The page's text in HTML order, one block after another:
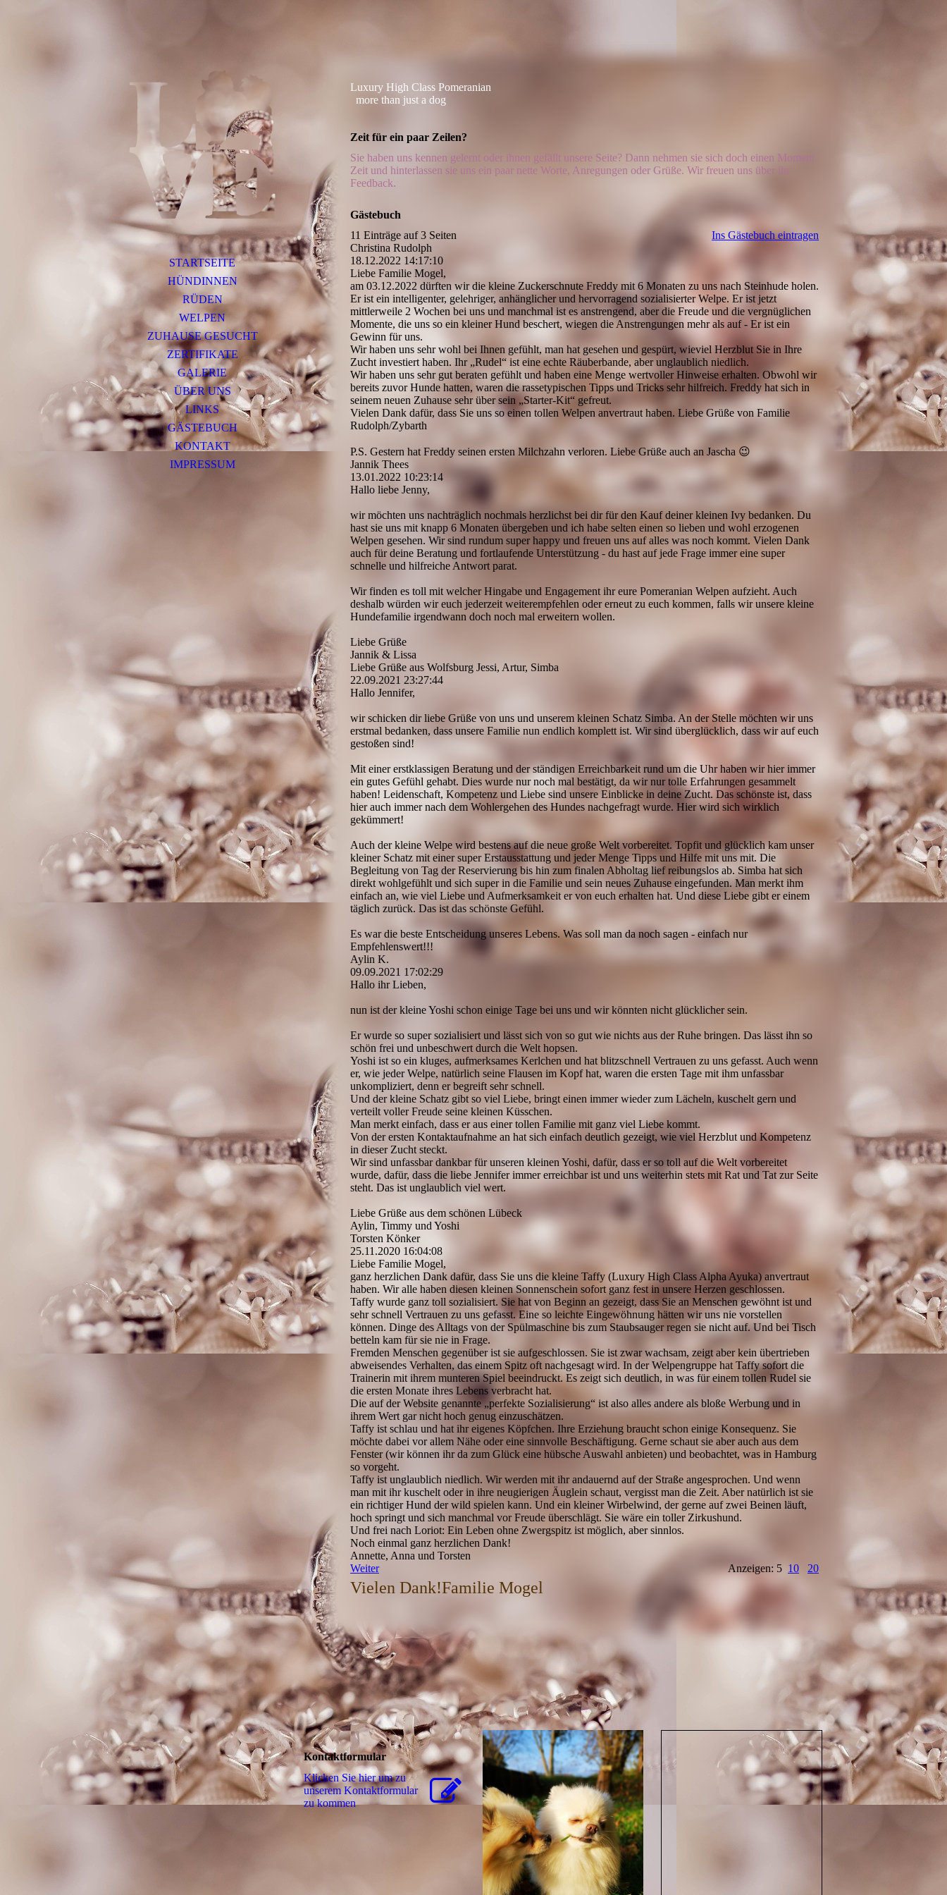
STARTSEITE
HÜNDINNEN
RÜDEN
WELPEN
ZUHAUSE GESUCHT
ZERTIFIKATE
GALERIE
ÜBER UNS
LINKS
GÄSTEBUCH
KONTAKT
IMPRESSUM
Luxury High Class Pomeranian
more than just a dog
Zeit für ein paar Zeilen?
Sie haben uns kennen gelernt oder ihnen gefällt unsere Seite? Dann nehmen sie sich doch einen Moment
Zeit und hinterlassen sie uns ein paar nette Worte, Anregungen oder Grüße. Wir freuen uns über ihr
Feedback.
Gästebuch
11 Einträge auf 3 Seiten
Ins Gästebuch eintragen
Christina Rudolph
18.12.2022 14:17:10
Liebe Familie Mogel,
am 03.12.2022 dürften wir die kleine Zuckerschnute Freddy mit 6 Monaten zu uns nach Steinhude holen.
Er ist ein intelligenter, gelehriger, anhänglicher und hervorragend sozialisierter Welpe. Er ist jetzt
mittlerweile 2 Wochen bei uns und manchmal ist es anstrengend, aber die Freude und die vergnüglichen
Momente, die uns so ein kleiner Hund beschert, wiegen die Anstrengungen mehr als auf - Er ist ein
Gewinn für uns.
Wir haben uns sehr wohl bei Ihnen gefühlt, man hat gesehen und gespürt, wieviel Herzblut Sie in Ihre
Zucht investiert haben. Ihr „Rudel“ ist eine echte Räuberbande, aber unglaublich niedlich.
Wir haben uns sehr gut beraten gefühlt und haben eine Menge wertvoller Hinweise erhalten. Obwohl wir
bereits zuvor Hunde hatten, waren die rassetypischen Tipps und Tricks sehr hilfreich. Freddy hat sich in
seinem neuen Zuhause sehr über sein „Starter-Kit“ gefreut.
Vielen Dank dafür, dass Sie uns so einen tollen Welpen anvertraut haben. Liebe Grüße von Familie
Rudolph/Zybarth
P.S. Gestern hat Freddy seinen ersten Milchzahn verloren. Liebe Grüße auch an Jascha 😉
Jannik Thees
13.01.2022 10:23:14
Hallo liebe Jenny,
wir möchten uns nachträglich nochmals herzlichst bei dir für den Kauf deiner kleinen Ivy bedanken. Du
hast sie uns mit knapp 6 Monaten übergeben und ich habe selten einen so lieben und wohl erzogenen
Welpen gesehen. Wir sind rundum super happy und freuen uns auf alles was noch kommt. Vielen Dank
auch für deine Beratung und fortlaufende Unterstützung - du hast auf jede Frage immer eine super
schnelle und hilfreiche Antwort parat.
Wir finden es toll mit welcher Hingabe und Engagement ihr eure Pomeranian Welpen aufzieht. Auch
deshalb würden wir euch jederzeit weiterempfehlen oder erneut zu euch kommen, falls wir unsere kleine
Hundefamilie irgendwann doch noch mal erweitern wollen.
Liebe Grüße
Jannik & Lissa
Liebe Grüße aus Wolfsburg Jessi, Artur, Simba
22.09.2021 23:27:44
Hallo Jennifer,
wir schicken dir liebe Grüße von uns und unserem kleinen Schatz Simba. An der Stelle möchten wir uns
erstmal bedanken, dass unsere Familie nun endlich komplett ist. Wir sind überglücklich, dass wir auf euch
gestoßen sind!
Mit einer erstklassigen Beratung und der ständigen Erreichbarkeit rund um die Uhr haben wir hier immer
ein gutes Gefühl gehabt. Dies wurde nur noch mal bestätigt, da wir nur tolle Erfahrungen gesammelt
haben! Leidenschaft, Kompetenz und Liebe sind unsere Einblicke in deine Zucht. Das schönste ist, dass
hier auch immer nach dem Wohlergehen des Hundes nachgefragt wurde. Hier wird sich wirklich
gekümmert!
Auch der kleine Welpe wird bestens auf die neue große Welt vorbereitet. Topfit und glücklich kam unser
kleiner Schatz mit einer super Erstausstattung und jeder Menge Tipps und Hilfe mit uns mit. Die
Begleitung von Tag der Reservierung bis hin zum finalen Abholtag lief reibungslos ab. Simba hat sich
direkt wohlgefühlt und sich super in die Familie und sein neues Zuhause eingefunden. Man merkt ihm
einfach an, wie viel Liebe und Aufmerksamkeit er von euch erhalten hat. Und diese Liebe gibt er einem
täglich zurück. Das ist das schönste Gefühl.
Es war die beste Entscheidung unseres Lebens. Was soll man da noch sagen - einfach nur
Empfehlenswert!!!
Aylin K.
09.09.2021 17:02:29
Hallo ihr Lieben,
nun ist der kleine Yoshi schon einige Tage bei uns und wir könnten nicht glücklicher sein.
Er wurde so super sozialisiert und lässt sich von so gut wie nichts aus der Ruhe bringen. Das lässt ihn so
schön frei und unbeschwert durch die Welt hopsen.
Yoshi ist so ein kluges, aufmerksames Kerlchen und hat blitzschnell Vertrauen zu uns gefasst. Auch wenn
er, wie jeder Welpe, natürlich seine Flausen im Kopf hat, waren die ersten Tage mit ihm unfassbar
unkompliziert, denn er begreift sehr schnell.
Und der kleine Schatz gibt so viel Liebe, bringt einen immer wieder zum Lächeln, kuschelt gern und
verteilt voller Freude seine kleinen Küsschen.
Man merkt einfach, dass er aus einer tollen Familie mit ganz viel Liebe kommt.
Von der ersten Kontaktaufnahme an hat sich einfach deutlich gezeigt, wie viel Herzblut und Kompetenz
in dieser Zucht steckt.
Wir sind unfassbar dankbar für unseren kleinen Yoshi, dafür, dass er so toll auf die Welt vorbereitet
wurde, dafür, dass die liebe Jennifer immer erreichbar ist und uns weiterhin stets mit Rat und Tat zur Seite
steht. Das ist unglaublich viel wert.
Liebe Grüße aus dem schönen Lübeck
Aylin, Timmy und Yoshi
Torsten Könker
25.11.2020 16:04:08
Liebe Familie Mogel,
ganz herzlichen Dank dafür, dass Sie uns die kleine Taffy (Luxury High Class Alpha Ayuka) anvertraut
haben. Wir alle haben diesen kleinen Sonnenschein sofort ganz fest in unsere Herzen geschlossen.
Taffy wurde ganz toll sozialisiert. Sie hat von Beginn an gezeigt, dass Sie an Menschen gewöhnt ist und
sehr schnell Vertrauen zu uns gefasst. Eine so leichte Eingewöhnung hätten wir uns nie vorstellen
können. Dinge des Alltags von der Spülmaschine bis zum Staubsauger regen sie nicht auf. Und bei Tisch
betteln kam für sie nie in Frage.
Fremden Menschen gegenüber ist sie aufgeschlossen. Sie ist zwar wachsam, zeigt aber kein übertrieben
abweisendes Verhalten, das einem Spitz oft nachgesagt wird. In der Welpengruppe hat Taffy sofort die
Trainerin mit ihrem munteren Spiel beeindruckt. Es zeigt sich deutlich, in was für einem tollen Rudel sie
die ersten Monate ihres Lebens verbracht hat.
Die auf der Website genannte „perfekte Sozialisierung“ ist also alles andere als bloße Werbung und in
ihrem Wert gar nicht hoch genug einzuschätzen.
Taffy ist schlau und hat ihr eigenes Köpfchen. Ihre Erziehung braucht schon einige Konsequenz. Sie
möchte dabei vor allem Nähe oder eine sinnvolle Beschäftigung. Gerne schaut sie aber auch aus dem
Fenster (wir können ihr da zum Glück eine hübsche Auswahl anbieten) und beobachtet, was in Hamburg
so vorgeht.
Taffy ist unglaublich niedlich. Wir werden mit ihr andauernd auf der Straße angesprochen. Und wenn
man mit ihr kuschelt oder in ihre neugierigen Äuglein schaut, vergisst man die Zeit. Aber natürlich ist sie
ein richtiger Hund der wild spielen kann. Und ein kleiner Wirbelwind, der gerne auf zwei Beinen läuft,
hoch springt und sich manchmal vor Freude überschlägt. Sie wäre ein toller Zirkushund.
Und frei nach Loriot: Ein Leben ohne Zwergspitz ist möglich, aber sinnlos.
Noch einmal ganz herzlichen Dank!
Annette, Anna und Torsten
Weiter
Anzeigen: 5 10 20
Vielen Dank!Familie Mogel
Kontaktformular
Klicken Sie hier um zu
unserem Kon­takt­for­mu­lar
zu kommen